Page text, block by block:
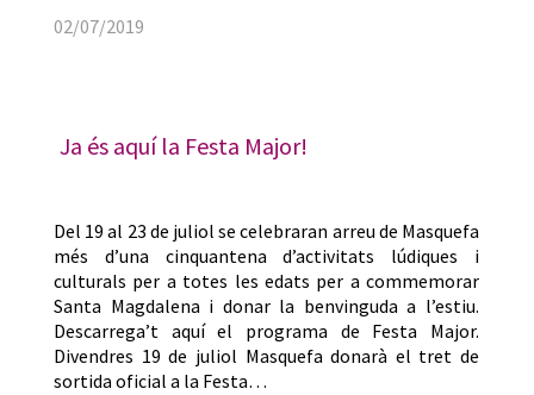
02/07/2019
Ja és aquí la Festa Major!
Del 19 al 23 de juliol se celebraran arreu de Masquefa
més d’una cinquantena d’activitats lúdiques i
culturals per a totes les edats per a commemorar
Santa Magdalena i donar la benvinguda a l’estiu.
Descarrega’t aquí el programa de Festa Major.
Divendres 19 de juliol Masquefa donarà el tret de
sortida oficial a la Festa…